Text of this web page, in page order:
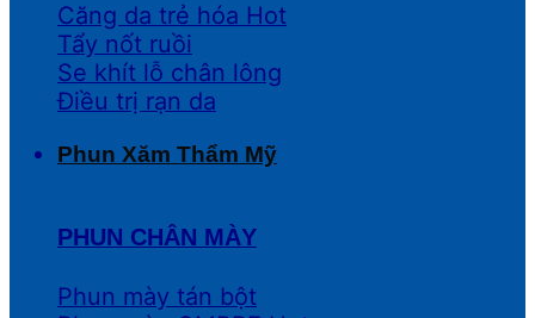
Căng da trẻ hóa
Tẩy nốt ruồi
Se khít lỗ chân lông
Điều trị rạn da
Phun Xăm Thẩm Mỹ
PHUN CHÂN MÀY
Phun mày tán bột